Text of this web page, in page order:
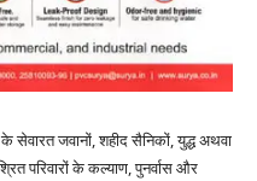
सेवारत जवानों, शहीद सैनिकों, युद्ध अथवा
परिवारों के कल्याण, पुनर्वास और